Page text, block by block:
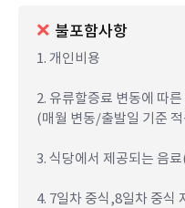
불포함사항
1. 개인비용
2. 유류할증료 변동에 따
(매월 변동/출발일 기준
3. 식당에서 제공되는 음
4. 7일차 중식,8일차 중식